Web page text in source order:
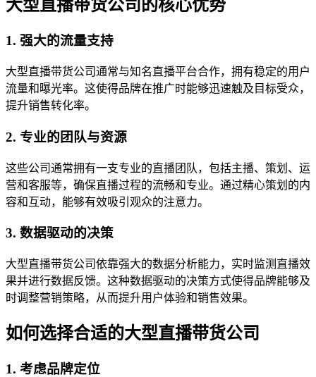
大型直播带货公司的核心优势
1. 强大的流量支持
大型直播带货公司通常与知名直播平台合作，拥有稳定的用户
流量和曝光率。这使得品牌在推广时能够迅速触及目标受众，
提升销售转化率。
2. 专业的团队与资源
这些公司通常拥有一支专业的直播团队，包括主播、策划、运
营和客服等，确保直播过程的流畅和专业。通过精心策划的内
容和互动，能够有效吸引观众的注意力。
3. 数据驱动的决策
大型直播带货公司依靠强大的数据分析能力，实时监测直播效
果并进行数据反馈。这种数据驱动的决策方式使得品牌能够及
时调整营销策略，从而提升用户体验和销售效果。
如何选择合适的大型直播带货公司
1. 考虑品牌定位